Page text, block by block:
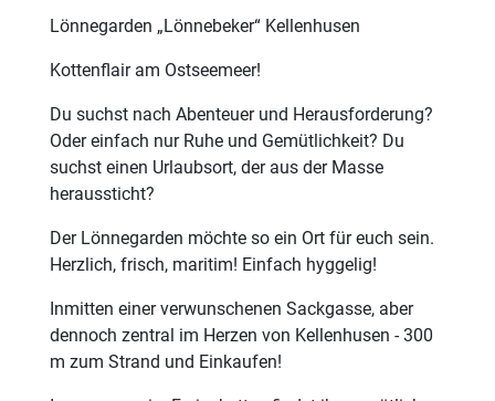
Lönnegarden „Lönnebeker“ Kellenhusen
Kottenflair am Ostseemeer!
Du suchst nach Abenteuer und Herausforderung?
Oder einfach nur Ruhe und Gemütlichkeit? Du
suchst einen Urlaubsort, der aus der Masse
heraussticht?
Der Lönnegarden möchte so ein Ort für euch sein.
Herzlich, frisch, maritim! Einfach hyggelig!
Inmitten einer verwunschenen Sackgasse, aber
dennoch zentral im Herzen von Kellenhusen - 300
m zum Strand und Einkaufen!